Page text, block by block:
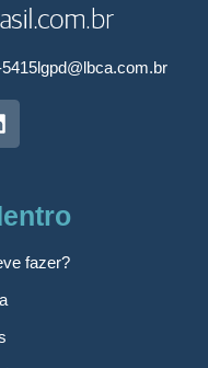
lgpd@lbca.com.br
fazer?